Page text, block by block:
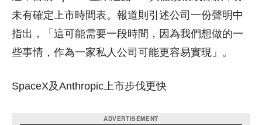
未有確定上市時間表。報道則引述公司一份聲明中
指出，「這可能需要一段時間，因為我們想做的一
些事情，作為一家私人公司可能更容易實現」。
SpaceX及Anthropic上市步伐更快